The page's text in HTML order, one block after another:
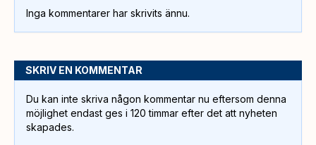
Inga kommentarer har skrivits ännu.
SKRIV EN KOMMENTAR
Du kan inte skriva någon kommentar nu eftersom denna
möjlighet endast ges i 120 timmar efter det att nyheten
skapades.